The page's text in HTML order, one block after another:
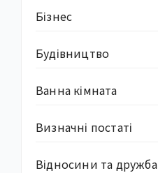
Бізнес
Будівництво
Ванна кімната
Визначні постаті
Відносини та дружба